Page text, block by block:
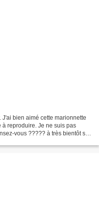
bien aimé cette marionnette
reproduire. Je ne suis pas
vous ????? à très bientôt sur